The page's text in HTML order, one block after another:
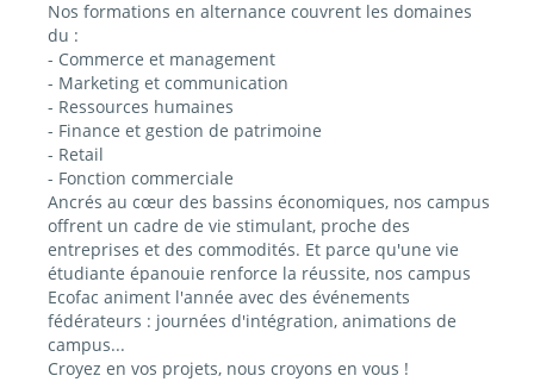
Nos formations en alternance couvrent les domaines
du :
- Commerce et management
- Marketing et communication
- Ressources humaines
- Finance et gestion de patrimoine
- Retail
- Fonction commerciale
Ancrés au cœur des bassins économiques, nos campus
offrent un cadre de vie stimulant, proche des
entreprises et des commodités. Et parce qu'une vie
étudiante épanouie renforce la réussite, nos campus
Ecofac animent l'année avec des événements
fédérateurs : journées d'intégration, animations de
campus...
Croyez en vos projets, nous croyons en vous !